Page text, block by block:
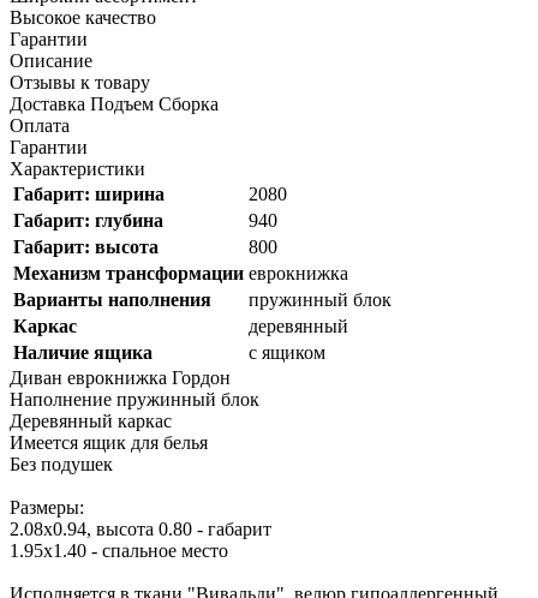
Высокое качество
Гарантии
Описание
Отзывы к товару
Доставка Подъем Сборка
Оплата
Гарантии
Характеристики
Габарит: ширина
2080
Габарит: глубина
940
Габарит: высота
800
Механизм трансформации еврокнижка
Варианты наполнения
пружинный блок
Каркас
деревянный
Наличие ящика
с ящиком
Диван еврокнижка Гордон
Наполнение пружинный блок
Деревянный каркас
Имеется ящик для белья
Без подушек
Размеры:
2.08х0.94, высота 0.80 - габарит
1.95х1.40 - спальное место
Исполняется в ткани "Вивальди", велюр гипоаллергенный,